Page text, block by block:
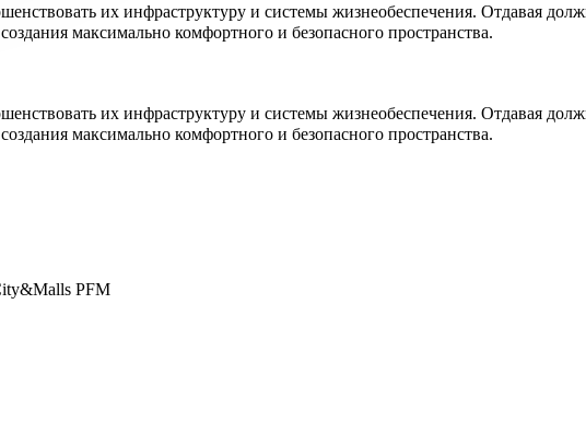
их инфраструктуру и системы жизнеобеспечения. Отдавая
максимально комфортного и безопасного пространства.
их инфраструктуру и системы жизнеобеспечения. Отдавая
максимально комфортного и безопасного пространства.
PFM